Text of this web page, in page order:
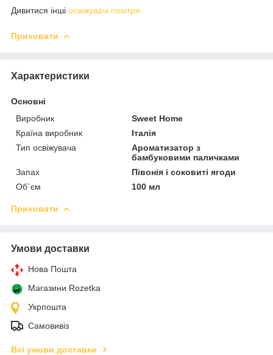
Дивитися інші освіжувачі повітря
Приховати
Характеристики
Основні
Виробник
Sweet Home
Країна виробник
Італія
Тип освіжувача
Ароматизатор з
бамбуковими паличками
Запах
Півонія і соковиті ягоди
Об`єм
100 мл
Приховати
Умови доставки
Нова Пошта
Магазини Rozetka
Укрпошта
Самовивіз
Всі умови доставки